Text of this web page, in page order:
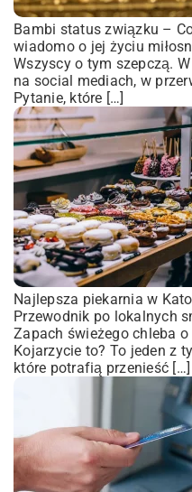
Bambi status związku –
wiadomo o jej życiu
Wszyscy o tym szepczą.
na social mediach, w
Pytanie, które […]
Najlepsza piekarnia w
Przewodnik po lokalnych
Zapach świeżego chleba o
Kojarzycie to? To jeden z
które potrafią przenieść […]